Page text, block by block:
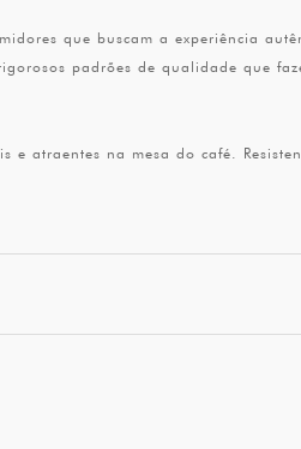
que buscam a experiência
padrões de qualidade que
e atraentes na mesa do café.